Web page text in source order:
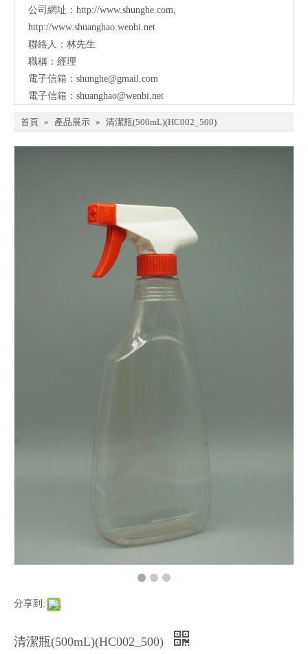
公司網址： http://www.shunghe.com,
http://www.shuanghao.wenbi.net
聯絡人：林先生
職稱：經理
電子信箱： shunghe@gmail.com
電子信箱： shuanghao@wenbi.net
首頁 » 產品展示 » 清潔瓶(500mL)(HC002_500)
分享到:
清潔瓶(500mL)(HC002_500)